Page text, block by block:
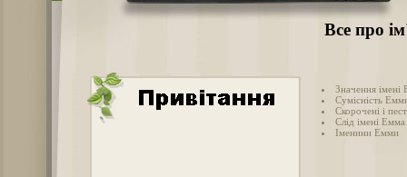
Все про
Значення імені
Сумісність
Скорочені і
Слід імені Емма
Іменини Емми